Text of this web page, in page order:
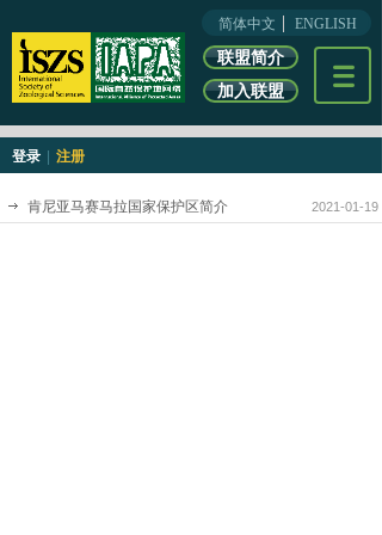
加入联盟
简体中文 ENGLISH
联盟简介
登录 注册
肯尼亚马赛马拉国家保护区简介 2021-01-19